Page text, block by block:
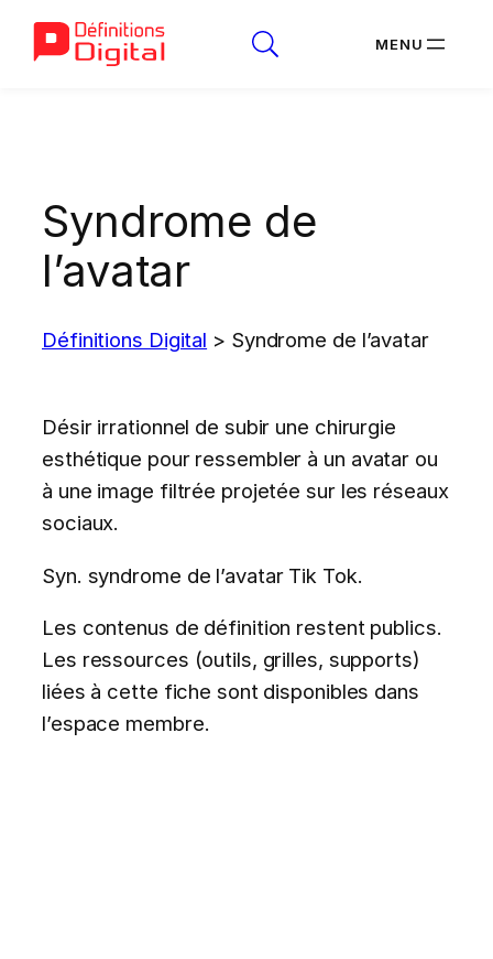
Syndrome de
l’avatar
Définitions Digital > Syndrome de l’avatar
Désir irrationnel de subir une chirurgie
esthétique pour ressembler à un avatar ou
à une image filtrée projetée sur les réseaux
sociaux.
Syn. syndrome de l’avatar Tik Tok.
Les contenus de définition restent publics.
Les ressources (outils, grilles, supports)
liées à cette fiche sont disponibles dans
l’espace membre.